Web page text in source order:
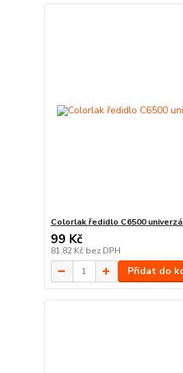
Colorlak ředidlo C6500
99 Kč
81,82 Kč bez DPH
Přidat do